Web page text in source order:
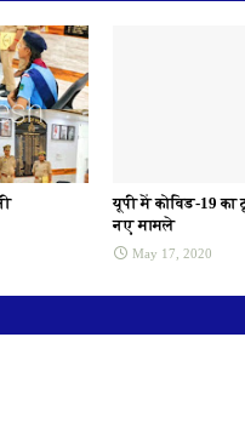
यूपी में कोविड-19 का
नए मामले
May 17, 2020